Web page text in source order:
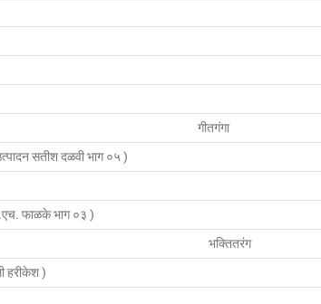
गीतगंगा
सतीश दळवी भाग ०५ )
फाळके भाग ०३ )
भक्तितरंग
हरीकेश )